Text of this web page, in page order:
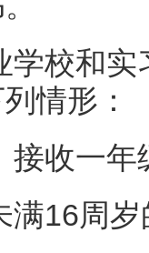
校和实
列情形
收一年
16周岁